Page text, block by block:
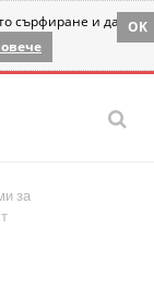
сърфиране и да OK
за